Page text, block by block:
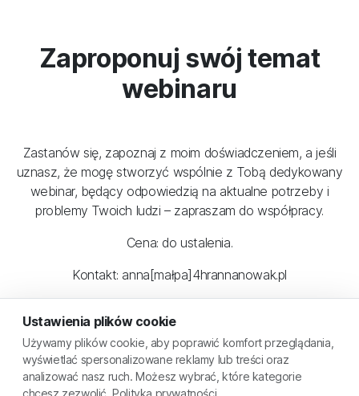
Zaproponuj swój temat
webinaru
Zastanów się, zapoznaj z moim doświadczeniem, a jeśli
uznasz, że mogę stworzyć wspólnie z Tobą dedykowany
webinar, będący odpowiedzią na aktualne potrzeby i
problemy Twoich ludzi – zapraszam do współpracy.
Cena: do ustalenia.
Kontakt: anna[małpa]4hrannanowak.pl
© 2026 Kariera i dobrostan | Wspierane przezSkyier
Ustawienia plików cookie
Używamy plików cookie, aby poprawić komfort przeglądania,
wyświetlać spersonalizowane reklamy lub treści oraz
analizować nasz ruch. Możesz wybrać, które kategorie
chcesz zezwolić.Polityka prywatności